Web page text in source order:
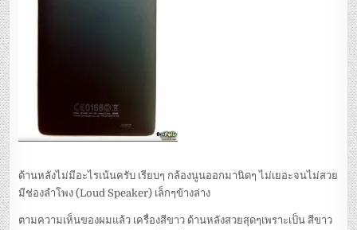
ด้านหลังไม่มีอะไรเน้นครับ เรียบๆ กล้องนูนออกมานิดๆ ไม่เยอะจนไม่สวย
มีช่องลำโพง (Loud Speaker) เล็กๆข้างล่าง
ตามความเห็นของผมแล้ว เครื่องสีขาว ด้านหลังสวยสุดๆเพราะเป็น สีขาว